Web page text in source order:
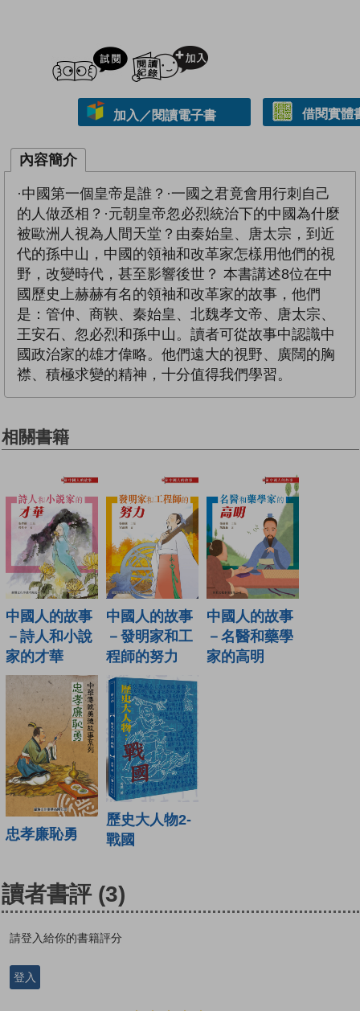
試閲
加入／閱讀電子書 借閱實體
內容簡介
·中國第一個皇帝是誰？·一國之君竟會用行刺自己
的人做丞相？·元朝皇帝忽必烈統治下的中國為什麼
被歐洲人視為人間天堂？由秦始皇、唐太宗，到近
代的孫中山，中國的領袖和改革家怎樣用他們的視
野，改變時代，甚至影響後世？ 本書講述8位在中
國歷史上赫赫有名的領袖和改革家的故事，他們
是：管仲、商鞅、秦始皇、北魏孝文帝、唐太宗、
王安石、忽必烈和孫中山。讀者可從故事中認識中
國政治家的雄才偉略。他們遠大的視野、廣闊的胸
襟、積極求變的精神，十分值得我們學習。
相關書籍
中國人的故事
－詩人和小說
家的才華
中國人的故事
－發明家和工
程師的努力
中國人的故事
－名醫和藥學
家的高明
忠孝廉恥勇
歷史大人物2-
戰國
讀者書評 (3)
請登入給你的書籍評分
登入